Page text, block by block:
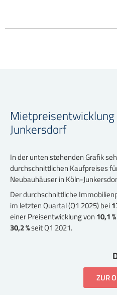
Junkersdorf
In der unten stehenden Grafik
durchschnittlichen Kaufpreises
Neubauhäuser in Köln-
Der durchschnittliche
im letzten Quartal (Q1 2025) bei
einer Preisentwicklung von 10,1 %
30,2 %seit Q1 2021.
ZUR